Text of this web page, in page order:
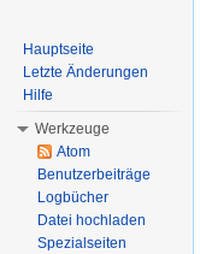
Hauptseite
Letzte Änderungen
Hilfe
Werkzeuge
Atom
Benutzerbeiträge
Logbücher
Datei hochladen
Spezialseiten